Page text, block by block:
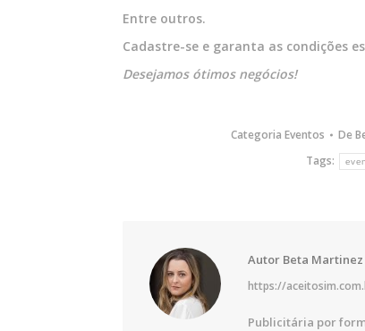
Entre outros.
Cadastre-se e garanta as condições
Desejamos ótimos negócios!
Categoria Eventos De
Tags:
Autor Beta Martinez
https://
Publicitária por